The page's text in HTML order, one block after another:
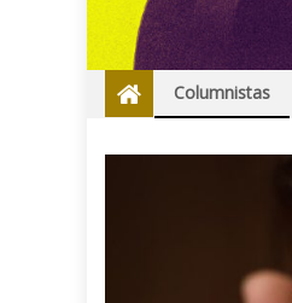
Columnistas